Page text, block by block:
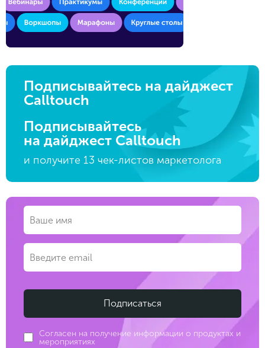
Подписывайтесь на дайджест
Calltouch
Подписывайтесь
на дайджест Calltouch
и получите 13 чек-листов маркетолога
Согласен на получение информации о продуктах и
мероприятиях